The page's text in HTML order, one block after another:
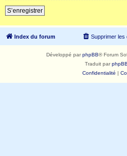
S’enregistrer
Index du forum Supprimer les
Développé parphpBB® Forum
Traduit par
Confidentialité |